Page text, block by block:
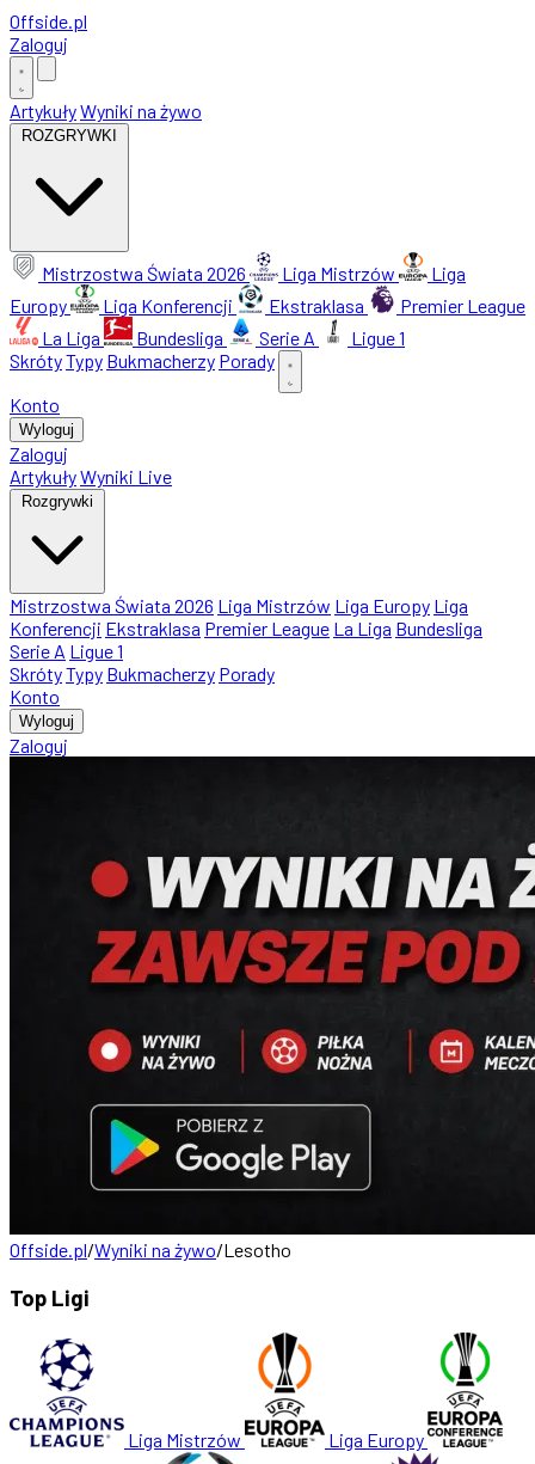
Offside.pl
Zaloguj
ArtykułyWyniki na żywo
ROZGRYWKI
Mistrzostwa Świata 2026 Liga Mistrzów
Liga
Europy
Liga Konferencji Ekstraklasa
Premier League
La Liga
Bundesliga Serie A
Ligue 1
SkrótyTypy Bukmacherzy Porady
Konto
Wyloguj
Zaloguj
ArtykułyWyniki Live
Rozgrywki
Mistrzostwa Świata 2026 Liga Mistrzów Liga Europy Liga
Konferencji Ekstraklasa Premier League La Liga Bundesliga
Serie A Ligue 1
SkrótyTypy Bukmacherzy Porady
Konto
Wyloguj
Zaloguj
Offside.pl/Wyniki na żywo/Lesotho
Top Ligi
Liga Mistrzów Liga Europy